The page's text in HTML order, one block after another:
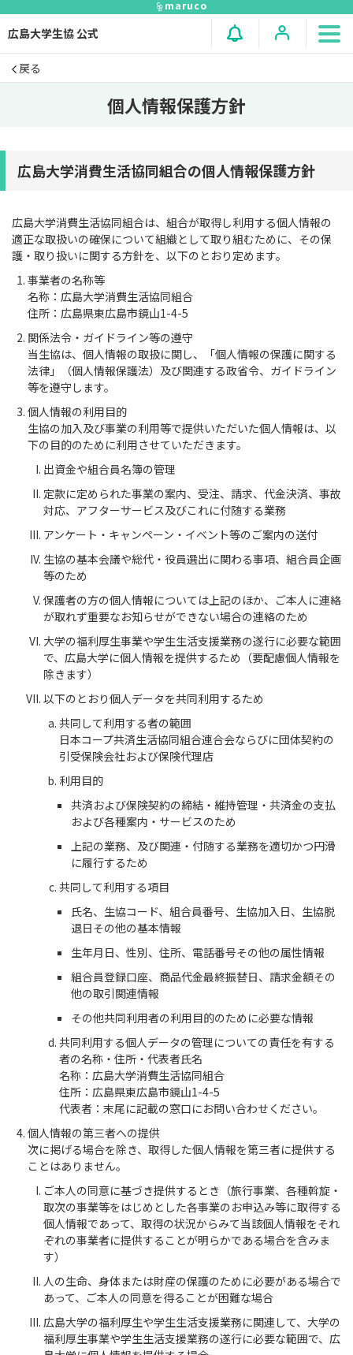
maruco
広島大学生協 公式
戻る
個人情報保護方針
広島大学消費生活協同組合の個人情報保護方針
広島大学消費生活協同組合は、組合が取得し利用する個人情報の
適正な取扱いの確保について組織として取り組むために、その保
護・取り扱いに関する方針を、以下のとおり定めます。
事業者の名称等
名称：広島大学消費生活協同組合
住所：広島県東広島市鏡山1-4-5
関係法令・ガイドライン等の遵守
当生協は、個人情報の取扱に関し、「個人情報の保護に関する
法律」（個人情報保護法）及び関連する政省令、ガイドライン
等を遵守します。
個人情報の利用目的
生協の加入及び事業の利用等で提供いただいた個人情報は、以
下の目的のために利用させていただきます。
出資金や組合員名簿の管理
定款に定められた事業の案内、受注、請求、代金決済、事故
対応、アフターサービス及びこれに付随する業務
アンケート・キャンペーン・イベント等のご案内の送付
生協の基本会議や総代・役員選出に関わる事項、組合員企画
等のため
保護者の方の個人情報については上記のほか、ご本人に連絡
が取れず重要なお知らせができない場合の連絡のため
大学の福利厚生事業や学生生活支援業務の遂行に必要な範囲
で、広島大学に個人情報を提供するため（要配慮個人情報を
除きます）
以下のとおり個人データを共同利用するため
共同して利用する者の範囲
日本コープ共済生活協同組合連合会ならびに団体契約の
引受保険会社および保険代理店
利用目的
共済および保険契約の締結・維持管理・共済金の支払
および各種案内・サービスのため
上記の業務、及び関連・付随する業務を適切かつ円滑
に履行するため
共同して利用する項目
氏名、生協コード、組合員番号、生協加入日、生協脱
退日その他の基本情報
生年月日、性別、住所、電話番号その他の属性情報
組合員登録口座、商品代金最終振替日、請求金額その
他の取引関連情報
その他共同利用者の利用目的のために必要な情報
共同利用する個人データの管理についての責任を有する
者の名称・住所・代表者氏名
名称：広島大学消費生活協同組合
住所：広島県東広島市鏡山1-4-5
代表者：末尾に記載の窓口にお問い合わせください。
個人情報の第三者への提供
次に掲げる場合を除き、取得した個人情報を第三者に提供する
ことはありません。
ご本人の同意に基づき提供するとき（旅行事業、各種斡旋・
取次の事業等をはじめとした各事業のお申込み等に取得する
個人情報であって、取得の状況からみて当該個人情報をそれ
ぞれの事業者に提供することが明らかである場合を含みま
す）
人の生命、身体または財産の保護のために必要がある場合で
あって、ご本人の同意を得ることが困難な場合
広島大学の福利厚生や学生生活支援業務に関連して、大学の
福利厚生事業や学生生活支援業務の遂行に必要な範囲で、広